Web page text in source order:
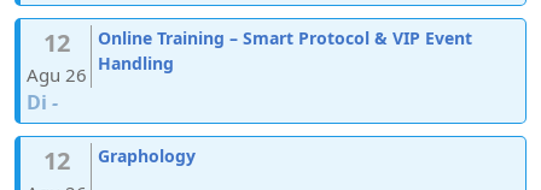
12
Agu 26
Online Training – Smart Protocol & VIP Event
Handling
Di -
12 Graphology